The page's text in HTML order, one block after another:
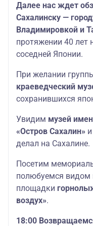
Далее нас ждет
Сахалинску —
Владимировкой и
протяжении 40 лет
соседней Японии.
При желании
краеведческий
сохранившихся
Увидим музей
«Остров Сахалин»
делал на Сахалине.
Посетим
полюбуемся видом
площадки
воздух».
18:00